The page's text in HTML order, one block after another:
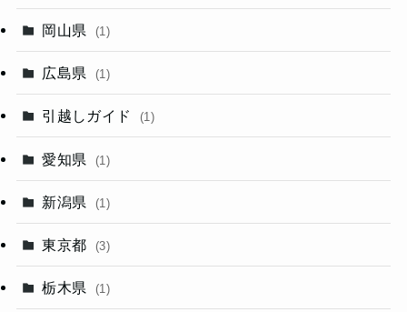
岡山県 (1)
広島県 (1)
引越しガイド (1)
愛知県 (1)
新潟県 (1)
東京都 (3)
栃木県 (1)